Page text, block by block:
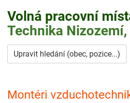
Volná pracovní
Technika
Upravit hledání (obec, pozice...)
Montéri